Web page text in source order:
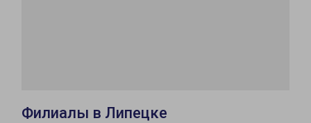
Филиалы в Липецке